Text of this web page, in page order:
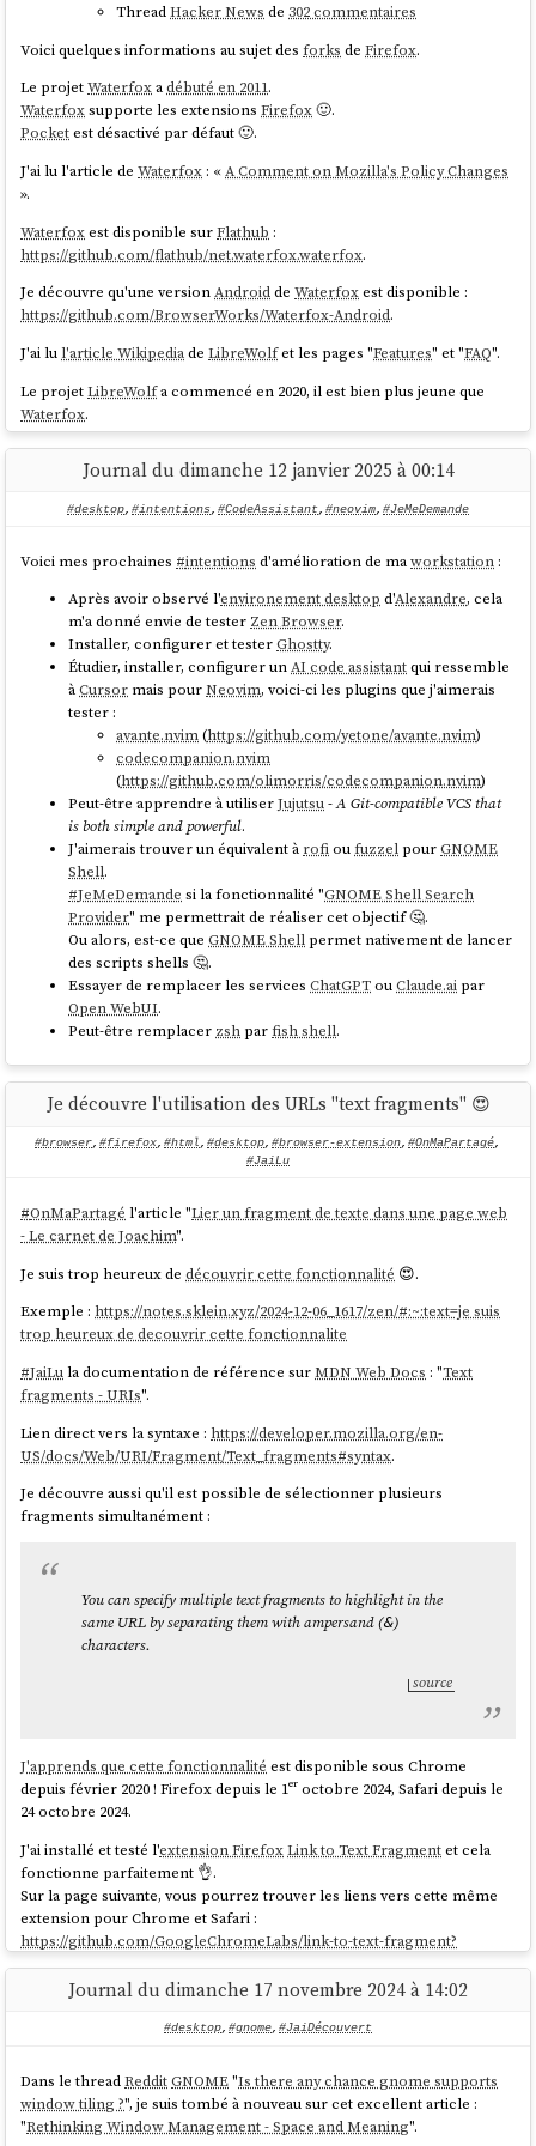
klein.info
EOF
Lancement de laVMavec :
accélération graphique
partage d'un dossier entre l'hôte et la
$ qemu-system-x86_64 \
    -m 8G \
    -enable-kvm \
    -drive file=fedora-working-
layer.qcow2,format=qcow2 \
    -device virtio-vga-gl \
    -display gtk,gl=on \
    -nic user,hostfwd=tcp::2222-:22 \
    -drive file=cloud-init.img,format=raw \
odel=mapped-file \
    -device virtio-9p-
Cette VMest accessible viassh, comme avecVagrant:
$ ssh-keygen -R "[localhost]:2222"
$ ssh -o StrictHostKeyChecking=no -p 2222
fedora@localhost
Warning: Permanently added
(ED25519) to the list of known hosts.
Et voici comment à partir de la VM je peux monter le dossier partagé :
/mnt/host_share
[fedora@localhost ~]$ sudo mount -t 9p -o
/mnt/host_share
[fedora@localhost ~]$ ls /mnt/host_share/ -lha
drwxr-xr-x. 1 fedora fedora 16 Mar  9 11:44 .
drwxr-xr-x. 1 root   root   20 Mar  9 11:45 ..
-rw-r--r--. 1 fedora fedora  0 Mar  9 11:44
J'ai ensuite lancé les commandes suivantes pour installer les packages
pour avoir une Fedora Workstation:
$ localectl set-keymap fr-bepo #
J'utilise un clavier Bépo
$
@workstation-product gnome-session-wayland-
session
sudo systemctl set-default graphical.target
sudo
Je vais pouvoir intégrer cette méthode àhttps://github.com/stephane-
ThreadHacker News de302 commentaires
Voici quelques informations au sujet desforks deFirefox.
Le projetWaterfoxadébuté en 2011.
Waterfoxsupporte les extensionsFirefox🙂.
Pocketest désactivé par défaut 🙂.
J'ai lu l'article deWaterfox : «A Comment on Mozilla's Policy Changes
».
Waterfoxest disponible surFlathub :
https://github.com/flathub/net.waterfox.waterfox.
Je découvre qu'une versionAndroiddeWaterfoxest disponible :
https://github.com/BrowserWorks/Waterfox-Android.
J'ai lu l'article WikipediadeLibreWolfet les pages "Features" et "FAQ".
Le projetLibreWolfa commencé en 2020, il est bien plus jeune que
Waterfox.
#JaiDécouvertIronFox(https://gitlab.com/ironfox-oss/IronFox/)
https://repo.librewolf.net/librewolf.repo |
pkexec
tee /etc/yum.repos.d/librewolf.repo
sudo dnf install librewolf
Le site web du projetLibreWolfm'a inspiré davantage confiance que
Waterfox.
Suite à cela, j'ai décidé de migrer vers
LibreWolf
Commande pour définirLibreWolfcomme navigateur par défaut sous
$ xdg-settings
default-web-browser
Journal du dimanche 12 janvier 2025 à 00:14
#desktop, #intentions, #CodeAssistant, #neovim, #JeMeDemande
Voici mes prochaines #intentions d'amélioration de maworkstation :
Après avoir observé l'environement desktopd'Alexandre, cela
m'a donné envie de tester Zen Browser.
Installer, configurer et testerGhostty.
Étudier, installer, configurer unAI code assistantqui ressemble
àCursor mais pourNeovim, voici-ci les plugins que j'aimerais
tester :
avante.nvim(https://github.com/yetone/avante.nvim)
codecompanion.nvim
(https://github.com/olimorris/codecompanion.nvim)
Peut-être apprendre à utiliserJujutsu-A Git-compatible VCS that
is both simple and powerful.
J'aimerais trouver un équivalent à rofioufuzzel pourGNOME
Shell.
#JeMeDemandesi la fonctionnalité "GNOME Shell Search
Provider" me permettrait de réaliser cet objectif 🤔.
Ou alors, est-ce queGNOME Shell permet nativement de lancer
des scripts shells 🤔.
Essayer de remplacer les servicesChatGPTouClaude.ai par
Open WebUI.
Peut-être remplacerzsh parfish shell.
Je découvre l'utilisation des URLs "text fragments" 😍
#browser, #firefox, #html, #desktop, #browser-extension, #OnMaPartagé,
#JaiLu
#OnMaPartagé l'article "Lier un fragment de texte dans une page web
- Le carnet de Joachim".
Je suis trop heureux dedécouvrir cette fonctionnalité 😍.
Exemple :https://notes.sklein.xyz/2024-12-06_1617/zen/#:~:text=je suis
trop heureux de decouvrir cette fonctionnalite
#JaiLula documentation de référence surMDN Web Docs : "Text
fragments - URIs".
Lien direct vers la syntaxe : https://developer.mozilla.org/en-
US/docs/Web/URI/Fragment/Text_fragments#syntax.
Je découvre aussi qu'il est possible de sélectionner plusieurs
fragments simultanément :
You can specify multiple text fragments to highlight in the
same URL by separating them with ampersand (&)
characters.
source
J'apprends que cette fonctionnalité est disponible sous Chrome
depuis février 2020 ! Firefox depuis le 1ᵉʳ octobre 2024, Safari depuis le
24 octobre 2024.
J'ai installé et testé l'extension Firefox Link to Text Fragmentet cela
fonctionne parfaitement 👌.
Sur la page suivante, vous pourrez trouver les liens vers cette même
extension pour Chrome et Safari :
https://github.com/GoogleChromeLabs/link-to-text-fragment?
tab=readme-ov-file#installation.
Journal du dimanche 17 novembre 2024 à 14:02
#desktop, #gnome, #JaiDécouvert
Dans le threadReddit GNOME"Is there any chance gnome supports
window tiling ?", je suis tombé à nouveau sur cet excellent article :
"Rethinking Window Management - Space and Meaning".